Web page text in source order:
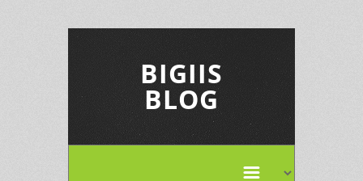
BIGIIS
BLOG